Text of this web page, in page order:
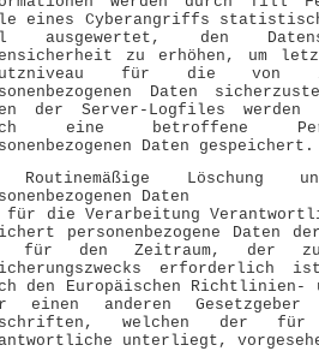
eines Cyberangriffs
ausgewertet, den
zu erhöhen, um
für die von
Daten
der Server-Logfiles
eine betroffene
Daten gespeichert.
Löschung
Daten
für die Verarbeitung
personenbezogene Daten
für den Zeitraum, der
erforderlich
den Europäischen Richtlinien-
einen anderen
welchen der für
unterliegt,